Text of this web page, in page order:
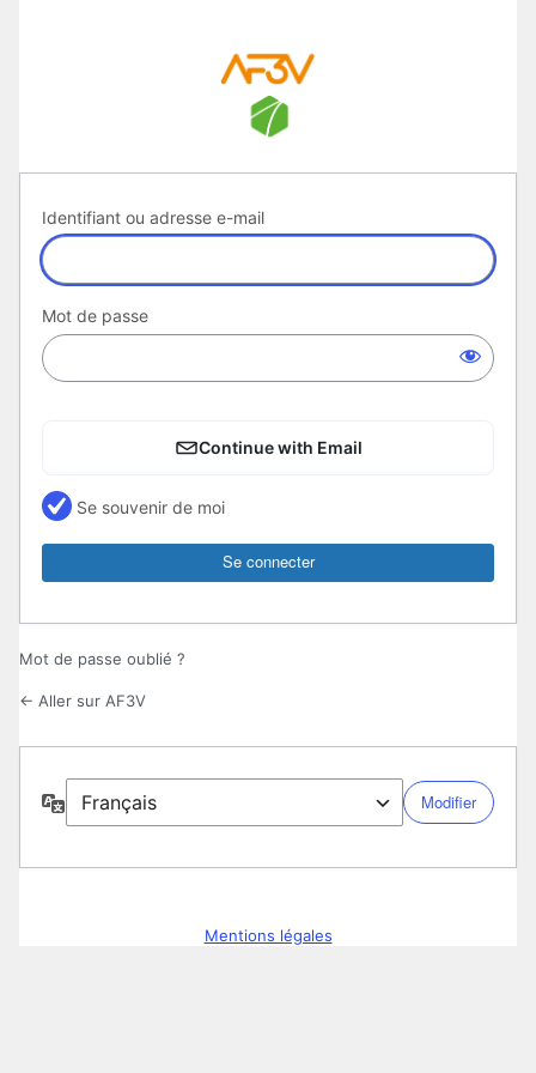
Identifiant ou adresse e-mail
Mot de passe
Continue with Email
Se souvenir de moi
Mot de passe oublié ?
← Aller sur AF3V
Langue
Mentions légales